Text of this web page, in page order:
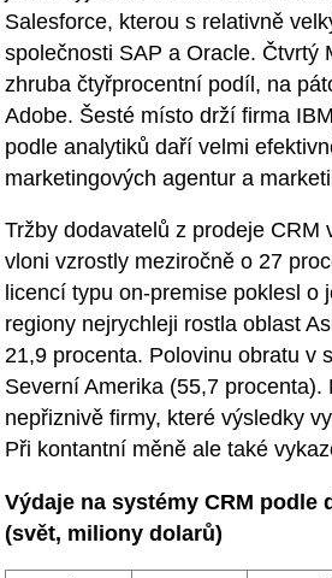
Salesforce, kterou s relativně
společnosti SAP a Oracle. Čtvrtý
zhruba čtyřprocentní podíl, na
Adobe. Šesté místo drží firma
podle analytiků daří velmi
marketingových agentur a
Tržby dodavatelů z prodeje CRM
vloni vzrostly meziročně o 27
licencí typu on-premise poklesl o
regiony nejrychleji rostla oblast
21,9 procenta. Polovinu obratu v
Severní Amerika (55,7
nepřiznivě firmy, které výsledky
Při kontantní měně ale také
Výdaje na systémy CRM podle
(svět, miliony dolarů)